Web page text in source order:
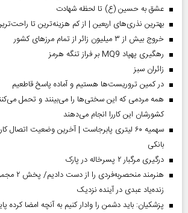
عشق به حسین (ع) تا لحظه شهادت
بهترین نذری‌های اربعین | از کم هزینه‌ترین تا
خروج بیش از ۳ میلیون زائر از تمام مرز‌های کشور
رهگیری پهپاد MQ9 بر فراز تنگه هرمز
‌زائران سبز
در کمین تروریست‌ها هستیم و آماده پاسخ قاطعیم
همه مردمی که این سختی‌ها را می‌بینند و تحمل
کشورشان این کاررا انجام می‌دهند
سهمیه ۶۰ لیتری پابرجاست | آخرین وضعیت
بانکی
درگیری مرگبار ۲ پسرخاله در پارک
هنرمند
زنده‌یاد عبدی در آینده نزدیک
پزشکیان: باید دشمن را وادار کنیم به آنچه امضا کرده